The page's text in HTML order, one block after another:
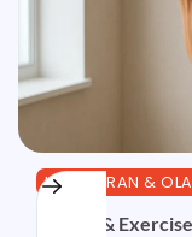
KEBUGARAN &
Fitness &